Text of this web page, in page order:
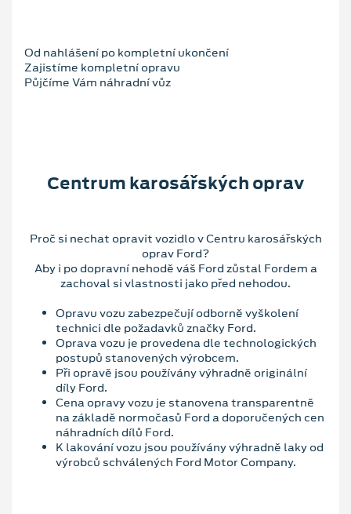
Od nahlášení po kompletní ukončení
Zajistíme kompletní opravu
Půjčíme Vám náhradní vůz
Centrum karosářských oprav
Proč si nechat opravit vozidlo v Centru karosářských
oprav Ford?
Aby i po dopravní nehodě váš Ford zůstal Fordem a
zachoval si vlastnosti jako před nehodou.
Opravu vozu zabezpečují odborně vyškolení
technici dle požadavků značky Ford.
Oprava vozu je provedena dle technologických
postupů stanovených výrobcem.
Při opravě jsou používány výhradně originální
díly Ford.
Cena opravy vozu je stanovena transparentně
na základě normočasů Ford a doporučených cen
náhradních dílů Ford.
K lakování vozu jsou používány výhradně laky od
výrobců schválených Ford Motor Company.